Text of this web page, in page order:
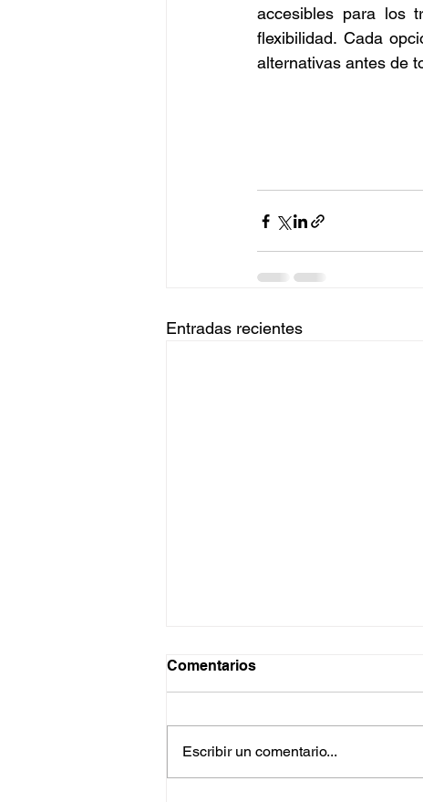
accesibles para los
flexibilidad. Cada
alternativas antes de
Entradas recientes
Comentarios
Escribir un comentario...